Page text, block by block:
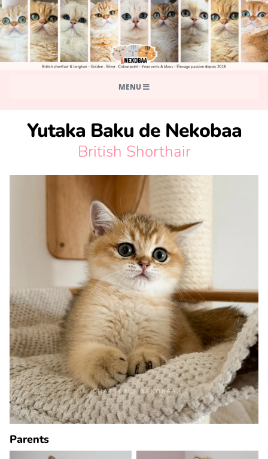
MENU
Yutaka Baku de Nekobaa
British Shorthair
Parents